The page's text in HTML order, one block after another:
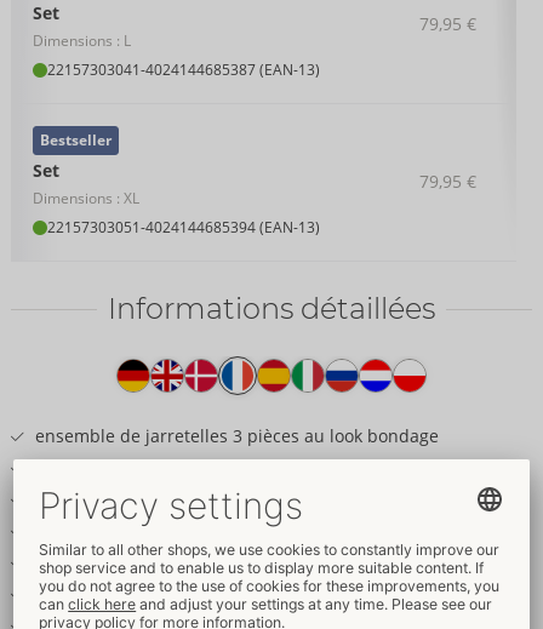
Set
Dimensions : L
22157303041-4024144685387 (EAN-13)
79,95 €
Set
Dimensions : XL
22157303051-4024144685394 (EAN-13)
Bestseller
79,95 €
Informations détaillées
ensemble de jarretelles 3 pièces au look bondage
Soutien-gorge, porte-jarretelles & string ouvert
Menottes souples incluses
Filet sensuel & look mat noble
Accents dorés, anneaux & chaînes
Chaîne de stimulation à l'entrejambe ouvert